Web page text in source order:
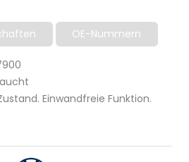
OE-Nummern
Einwandfreie Funktion.